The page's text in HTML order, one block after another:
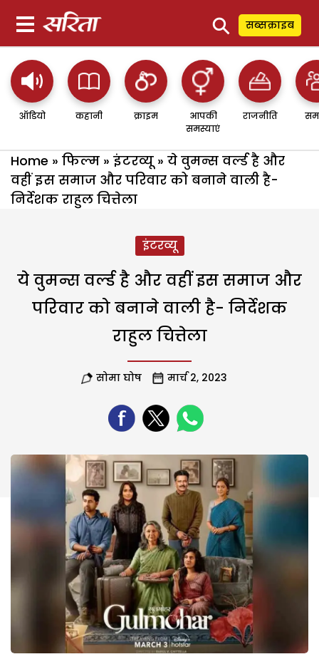
⚲ सब्सक्राइब
ऑडियो कहानी क्राइम
आपकी
समस्याएं
राजनीति
Home » फिल्म » इंटरव्यू» ये वुमन्स वर्ल्ड है और
वहीं इस समाज और परिवार को बनाने वाली है-
निर्देशक राहुल चित्तेला
इंटरव्यू
ये वुमन्स वर्ल्ड है और वहीं इस समाज और
परिवार को बनाने वाली है- निर्देशक
राहुल चित्तेला
सोमा घोष मार्च 2, 2023